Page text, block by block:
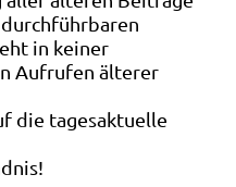
in keiner
Aufrufen älterer
die tagesaktuelle